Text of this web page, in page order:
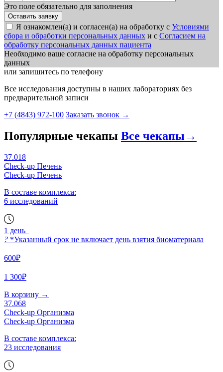
Это поле обязательно для заполнения
Я ознакомлен(а) и согласен(а) на обработку с Условиями
сбора и обработки персональных данных и с Согласием на
обработку персональных данных пациента
Необходимо ваше согласие на обработку персональных
данных
или запишитесь по телефону
Все исследования доступны в наших лабораториях без
предварительной записи
+7 (4843) 972-100 Заказать звонок →
Популярные чекапы Все чекапы→
37.018
Check-up Печень
Check-up Печень
В составе комплекса:
6 исследований
1 день
? *Указанный срок не включает день взятия биоматериала
600₽
1 300₽
В корзину →
37.068
Check-up Организма
Check-up Организма
В составе комплекса:
23 исследования